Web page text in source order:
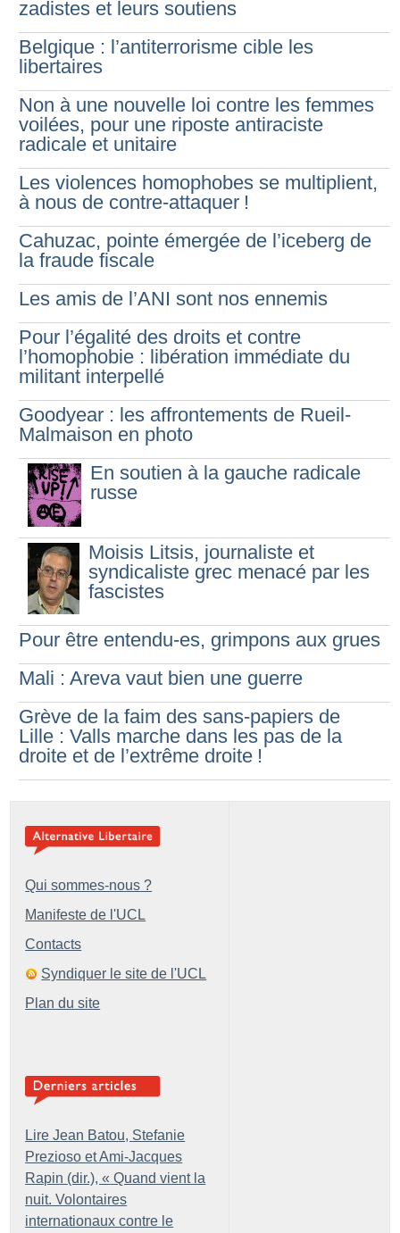
zadistes et leurs soutiens
Belgique : l’antiterrorisme cible les
libertaires
Non à une nouvelle loi contre les femmes
voilées, pour une riposte antiraciste
radicale et unitaire
Les violences homophobes se multiplient,
à nous de contre-attaquer !
Cahuzac, pointe émergée de l’iceberg de
la fraude fiscale
Les amis de l’ANI sont nos ennemis
Pour l’égalité des droits et contre
l’homophobie : libération immédiate du
militant interpellé
Goodyear : les affrontements de Rueil-
Malmaison en photo
En soutien à la gauche radicale
russe
Moisis Litsis, journaliste et
syndicaliste grec menacé par les
fascistes
Pour être entendu-es, grimpons aux grues
Mali : Areva vaut bien une guerre
Grève de la faim des sans-papiers de
Lille : Valls marche dans les pas de la
droite et de l’extrême droite !
Qui sommes-nous ?
Manifeste de l'UCL
Contacts
Syndiquer le site de l'UCL
Plan du site
Lire Jean Batou, Stefanie
Prezioso et Ami-Jacques
Rapin (dir.), « Quand vient la
nuit. Volontaires
internationaux contre le